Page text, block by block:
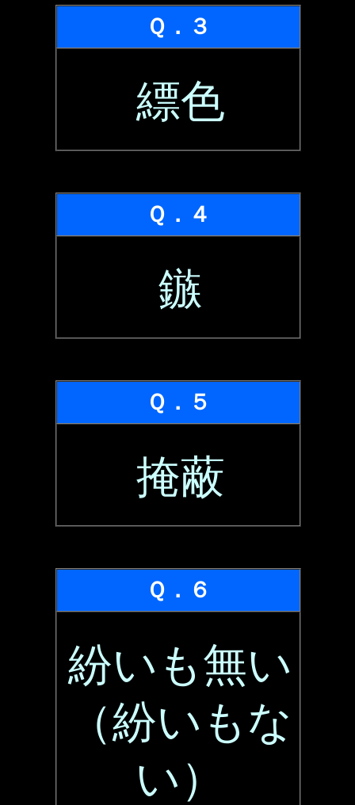
Ｑ．３
縹色
Ｑ．４
鏃
Ｑ．５
掩蔽
Ｑ．６
紛いも無い
（紛いもな
い）